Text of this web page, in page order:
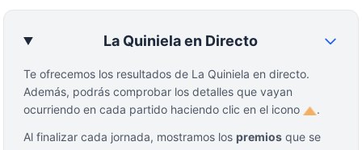
La Quiniela en Directo
Te ofrecemos los resultados de La Quiniela en directo.
Además, podrás comprobar los detalles que vayan
ocurriendo en cada partido haciendo clic en el icono
.
Al finalizar cada jornada, mostramos los premios que se